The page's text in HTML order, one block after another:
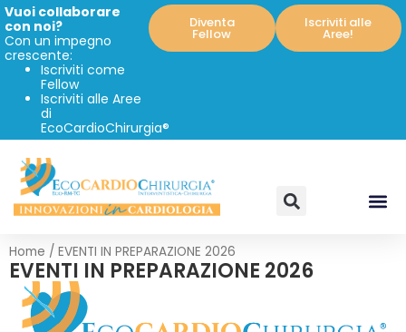
Vuoi collaborare
con noi?
Con un impegno
crescente:
Iscriviti come
Fellow
Iscriviti alle Aree
di
EcoCardioChirurgia®
Diventa
Fellow
Iscriviti alle
Aree!
Home / EVENTI IN PREPARAZIONE 2026
EVENTI IN PREPARAZIONE 2026